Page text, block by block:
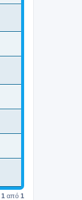
1 από 1